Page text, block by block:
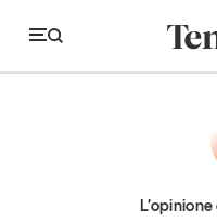
Economia e